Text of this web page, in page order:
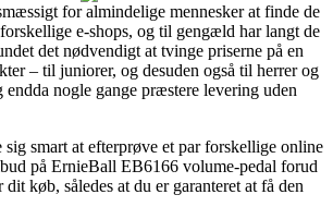
for almindelige mennesker at finde de
e-shops, og til gengæld har langt de
det nødvendigt at tvinge priserne på en
– til juniorer, og desuden også til herrer og
endda nogle gange præstere levering uden
smart at efterprøve et par forskellige online
på ErnieBall EB6166 volume-pedal forud
køb, således at du er garanteret at få den